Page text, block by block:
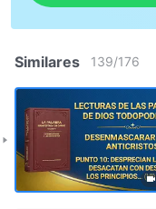
Similares 139/176